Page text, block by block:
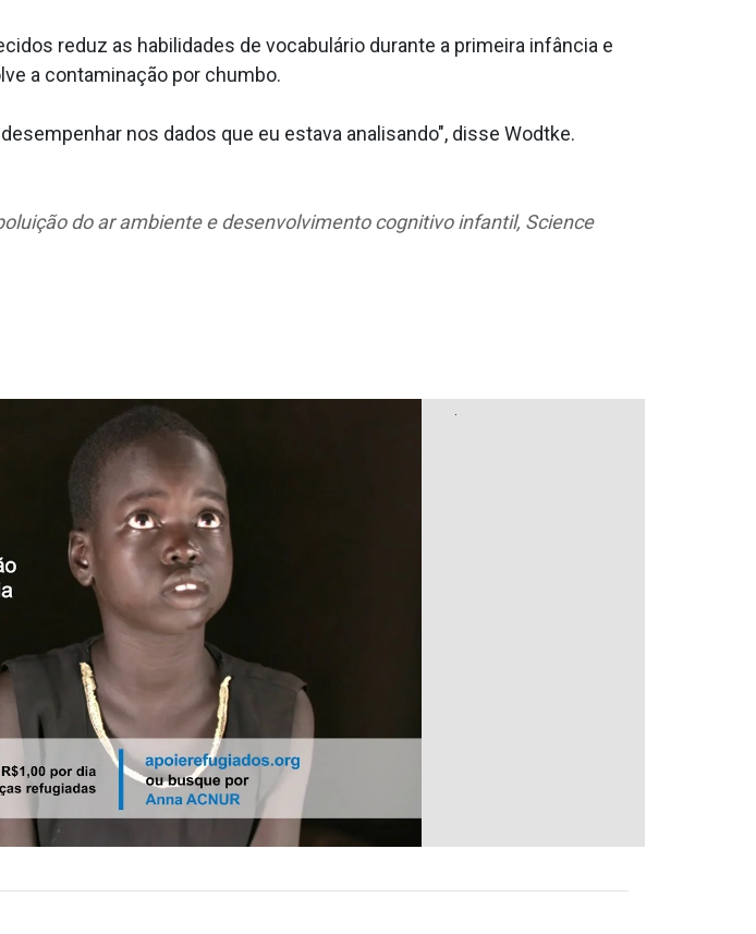
reduz as habilidades de vocabulário durante a primeira infância e
a contaminação por chumbo.
nos dados que eu estava analisando", disse Wodtke.
do ar ambiente e desenvolvimento cognitivo infantil, Science